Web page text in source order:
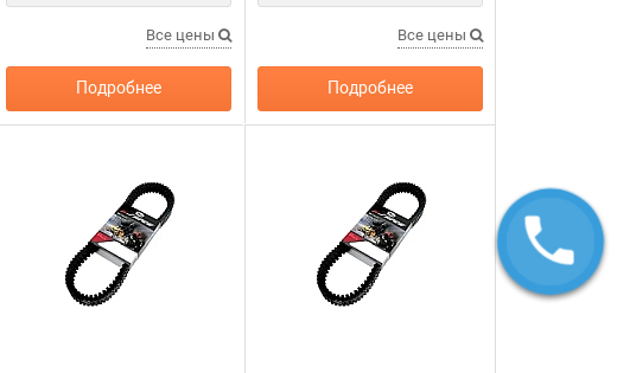
Все цены
Подробнее
Все цены
Подробнее